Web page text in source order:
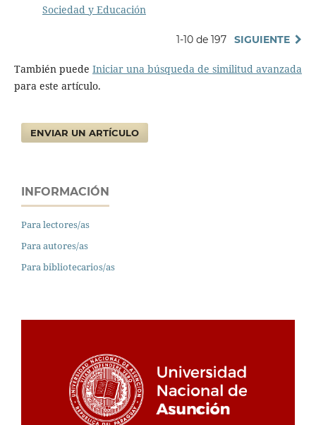
Sociedad y Educación
1-10 de 197 SIGUIENTE
También puede Iniciar una búsqueda de similitud avanzada
para este artículo.
ENVIAR UN ARTÍCULO
INFORMACIÓN
Para lectores/as
Para autores/as
Para bibliotecarios/as